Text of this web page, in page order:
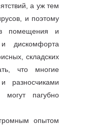
а уж тем
и поэтому
помещения и
дискомфорта
складских
что многие
разносчиками
могут пагубно
опытом